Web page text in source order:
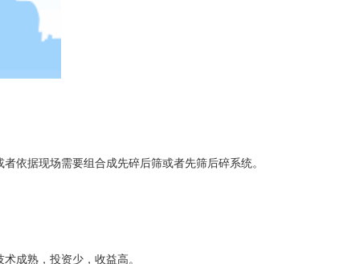
者依据现场需要组合成先碎后筛或者先筛后碎系统。
术成熟，投资少，收益高。